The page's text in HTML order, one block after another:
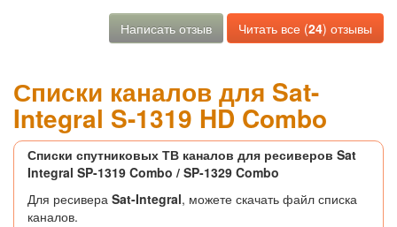
Написать отзыв Читать все (24) отзывы
Списки каналов для Sat-
Integral S-1319 HD Combo
Списки спутниковых ТВ каналов для ресиверов Sat
Integral SP-1319 Combo / SP-1329 Combo
Для ресивера Sat-Integral, можете скачать файл списка
каналов.